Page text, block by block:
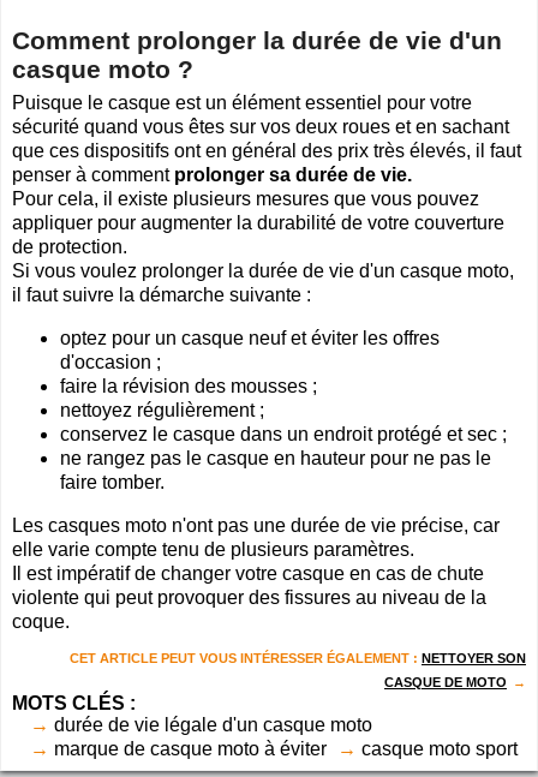
Comment prolonger la durée de vie d'un
casque moto ?
Puisque le casque est un élément essentiel pour votre
sécurité quand vous êtes sur vos deux roues et en sachant
que ces dispositifs ont en général des prix très élevés, il faut
penser à comment prolonger sa durée de vie.
Pour cela, il existe plusieurs mesures que vous pouvez
appliquer pour augmenter la durabilité de votre couverture
de protection.
Si vous voulez prolonger la durée de vie d'un casque moto,
il faut suivre la démarche suivante :
optez pour un casque neuf et éviter les offres
d'occasion ;
faire la révision des mousses ;
nettoyez régulièrement ;
conservez le casque dans un endroit protégé et sec ;
ne rangez pas le casque en hauteur pour ne pas le
faire tomber.
Les casques moto n'ont pas une durée de vie précise, car
elle varie compte tenu de plusieurs paramètres.
Il est impératif de changer votre casque en cas de chute
violente qui peut provoquer des fissures au niveau de la
coque.
CET ARTICLE PEUT VOUS INTÉRESSER ÉGALEMENT : NETTOYER SON
CASQUE DE MOTO
MOTS CLÉS :
durée de vie légale d'un casque moto
marque de casque moto à éviter
casque moto sport